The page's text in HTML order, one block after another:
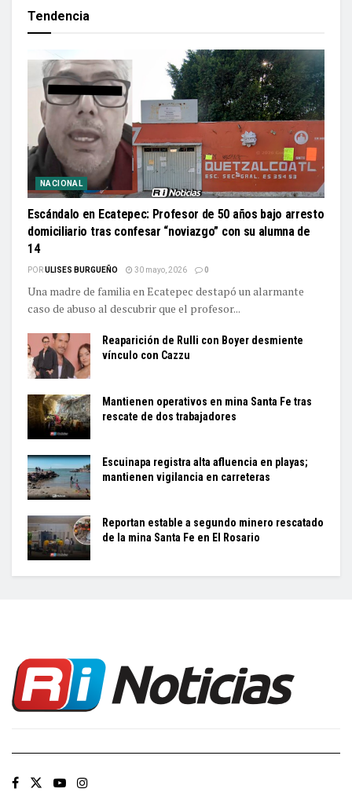
Tendencia
NACIONAL
Escándalo en Ecatepec: Profesor de 50 años bajo arresto
domiciliario tras confesar “noviazgo” con su alumna de
14
PORULISES BURGUEÑO 30 mayo, 2026 0
Una madre de familia en Ecatepec destapó un alarmante
caso de abuso al descubrir que el profesor...
Reaparición de Rulli con Boyer desmiente
vínculo con Cazzu
Mantienen operativos en mina Santa Fe tras
rescate de dos trabajadores
Escuinapa registra alta afluencia en playas;
mantienen vigilancia en carreteras
Reportan estable a segundo minero rescatado
de la mina Santa Fe en El Rosario